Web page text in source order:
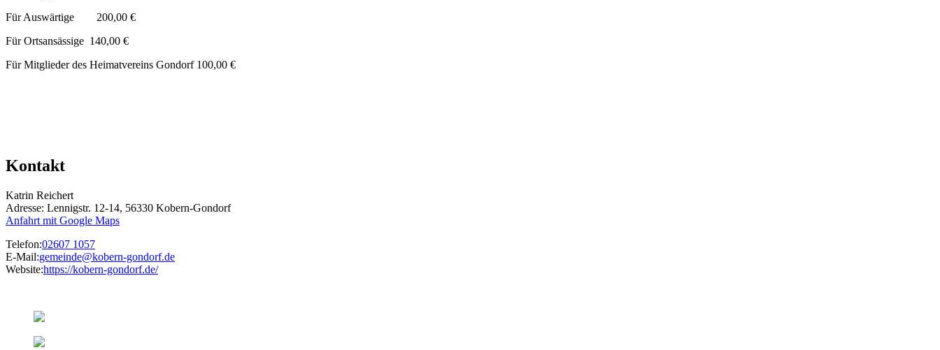
Für Auswärtige 200,00 €
Für Ortsansässige 140,00 €
Für Mitglieder des Heimatvereins Gondorf 100,00 €
Kontakt
Katrin Reichert
Adresse: Lennigstr. 12-14, 56330 Kobern-Gondorf
Anfahrt mit Google Maps
Telefon:02607 1057
E-Mail:gemeinde@kobern-gondorf.de
Website:https://kobern-gondorf.de/